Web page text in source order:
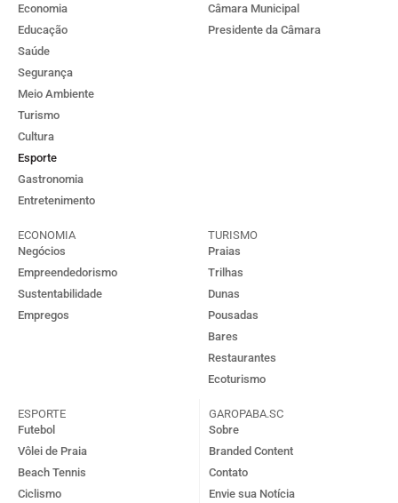
Economia
Educação
Saúde
Segurança
Meio Ambiente
Turismo
Cultura
Esporte
Gastronomia
Entretenimento
Câmara Municipal
Presidente da Câmara
ECONOMIA
Negócios
Empreendedorismo
Sustentabilidade
Empregos
TURISMO
Praias
Trilhas
Dunas
Pousadas
Bares
Restaurantes
Ecoturismo
ESPORTE
Futebol
Vôlei de Praia
Beach Tennis
Ciclismo
GAROPABA.SC
Sobre
Branded Content
Contato
Envie sua Notícia